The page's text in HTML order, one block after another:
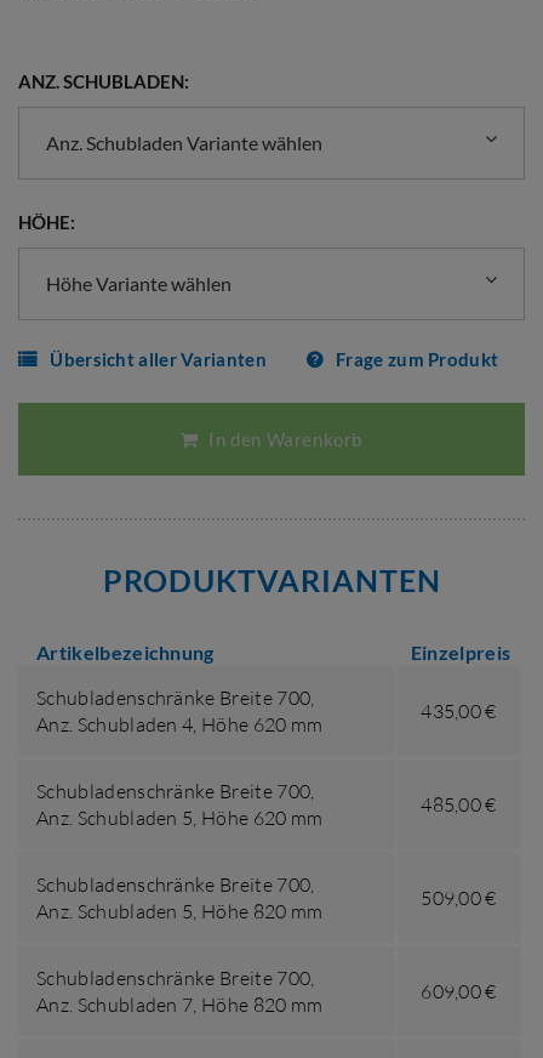
ANZ. SCHUBLADEN:
Anz. Schubladen Variante wählen
HÖHE:
Höhe Variante wählen
Übersicht aller Varianten Frage zum Produkt
In den Warenkorb
PRODUKTVARIANTEN
Artikelbezeichnung Einzelpreis
Schubladenschränke Breite 700,
Anz. Schubladen 4, Höhe 620 mm
435,00 €
Schubladenschränke Breite 700,
Anz. Schubladen 5, Höhe 620 mm
485,00 €
Schubladenschränke Breite 700,
Anz. Schubladen 5, Höhe 820 mm
509,00 €
Schubladenschränke Breite 700,
Anz. Schubladen 7, Höhe 820 mm
609,00 €